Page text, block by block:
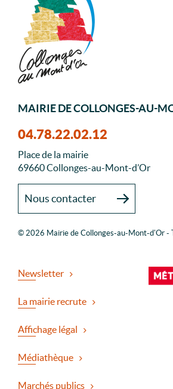
MAIRIE DE COLLONGES-AU-
04.78.22.02.12
Place de la mairie
69660 Collonges-au-Mont-d’Or
Nous contacter
© 2026 Mairie de Collonges-au-Mont-d'Or -
Newsletter
La mairie recrute
Affichage légal
Médiathèque
Marchés publics